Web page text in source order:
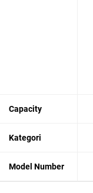
Capacity
Kategori
Model Number